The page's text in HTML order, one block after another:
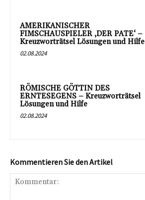
AMERIKANISCHER
FIMSCHAUSPIELER ‚DER PATE‘ –
Kreuzworträtsel Lösungen und Hilfe
02.08.2024
RÖMISCHE GÖTTIN DES
ERNTESEGENS – Kreuzworträtsel
Lösungen und Hilfe
02.08.2024
Kommentieren Sie den Artikel